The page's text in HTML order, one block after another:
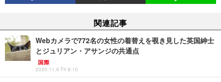
関連記事
Webカメラで772名の女性の着替えを覗き見した英国紳士
とジュリアン・アサンジの共通点
国際
2020.11.6 Fri 8:10